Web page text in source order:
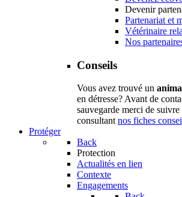
Devenir
Partenariat et
Vétérinaire
Nos
Conseils
Vous avez trouvé un
en détresse? Avant de
sauvegarde merci de
consultantnos fiches
Protéger
Back
Protection
Actualités en lien
Contexte
Engagements